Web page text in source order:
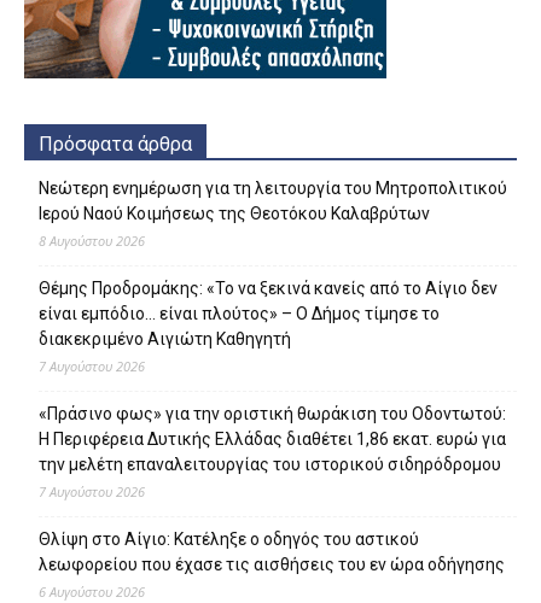
Πρόσφατα άρθρα
Νεώτερη ενημέρωση για τη λειτουργία του Μητροπολιτικού
Ιερού Ναού Κοιμήσεως της Θεοτόκου Καλαβρύτων
8 Αυγούστου 2026
Θέμης Προδρομάκης: «Το να ξεκινά κανείς από το Αίγιο δεν
είναι εμπόδιο… είναι πλούτος» – O Δήμος τίμησε το
διακεκριμένο Αιγιώτη Καθηγητή
7 Αυγούστου 2026
«Πράσινο φως» για την οριστική θωράκιση του Οδοντωτού:
Η Περιφέρεια Δυτικής Ελλάδας διαθέτει 1,86 εκατ. ευρώ για
την μελέτη επαναλειτουργίας του ιστορικού σιδηρόδρομου
7 Αυγούστου 2026
Θλίψη στο Αίγιο: Κατέληξε ο οδηγός του αστικού
λεωφορείου που έχασε τις αισθήσεις του εν ώρα οδήγησης
6 Αυγούστου 2026